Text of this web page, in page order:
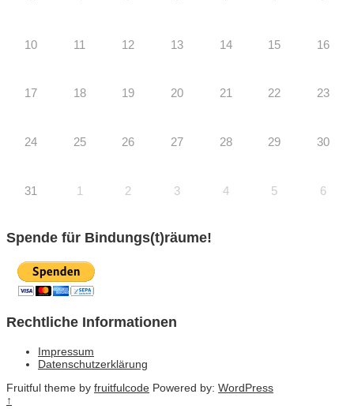
10 11 12 13 14 15 16
17 18 19 20 21 22 23
24 25 26 27 28 29 30
31 1 2 3 4 5 6
Spende für Bindungs(t)räume!
Rechtliche Informationen
Impressum
Datenschutzerklärung
Fruitful theme by fruitfulcode Powered by: WordPress
↑